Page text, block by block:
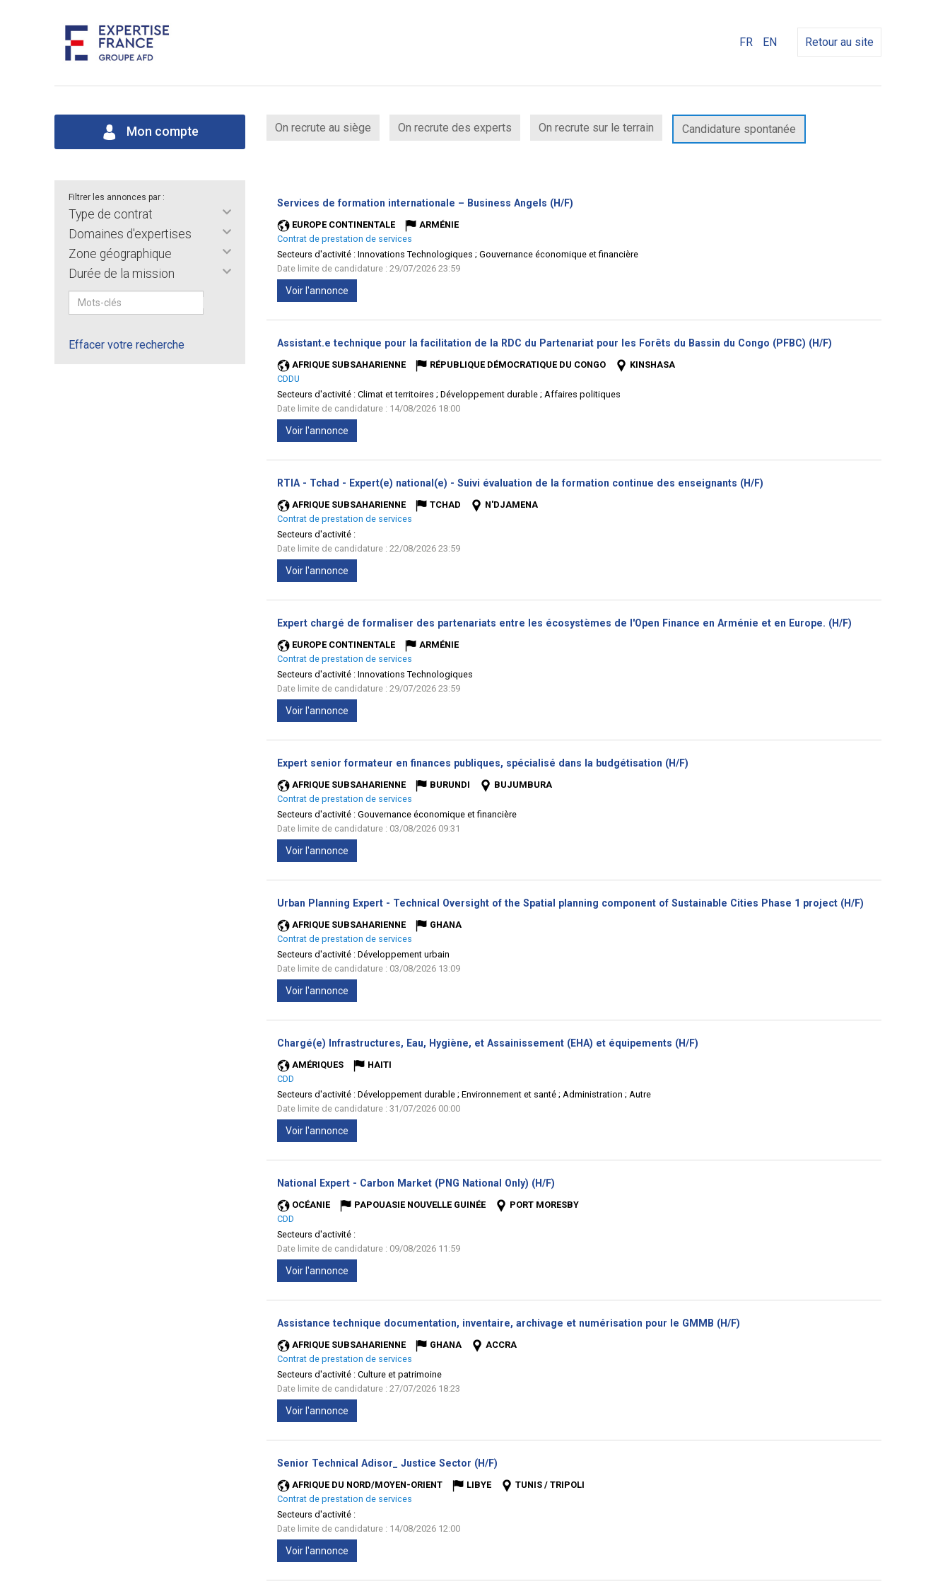
FR EN Retour au site
Mon compte On recrute au siège On recrute des experts On recrute sur le terrain Candidature spontanée
Filtrer les annonces par :
Type de contrat
Domaines d'expertises
Zone géographique
Durée de la mission
Effacer votre recherche
Services de formation internationale – Business Angels (H/F)
EUROPE CONTINENTALE
ARMÉNIE
Contrat de prestation de services
Secteurs d'activité : Innovations Technologiques ; Gouvernance économique et financière
Date limite de candidature : 29/07/2026 23:59
Voir l'annonce
Assistant.e technique pour la facilitation de la RDC du Partenariat pour les Forêts du Bassin du Congo (PFBC) (H/F)
AFRIQUE SUBSAHARIENNE RÉPUBLIQUE DÉMOCRATIQUE DU CONGO
KINSHASA
CDDU
Secteurs d'activité : Climat et territoires ; Développement durable ; Affaires politiques
Date limite de candidature : 14/08/2026 18:00
Voir l'annonce
RTIA - Tchad - Expert(e) national(e) - Suivi évaluation de la formation continue des enseignants (H/F)
AFRIQUE SUBSAHARIENNE TCHAD
N'DJAMENA
Contrat de prestation de services
Secteurs d'activité :
Date limite de candidature : 22/08/2026 23:59
Voir l'annonce
Expert chargé de formaliser des partenariats entre les écosystèmes de l'Open Finance en Arménie et en Europe. (H/F)
EUROPE CONTINENTALE
ARMÉNIE
Contrat de prestation de services
Secteurs d'activité : Innovations Technologiques
Date limite de candidature : 29/07/2026 23:59
Voir l'annonce
Expert senior formateur en finances publiques, spécialisé dans la budgétisation (H/F)
AFRIQUE SUBSAHARIENNE BURUNDI
BUJUMBURA
Contrat de prestation de services
Secteurs d'activité : Gouvernance économique et financière
Date limite de candidature : 03/08/2026 09:31
Voir l'annonce
Urban Planning Expert - Technical Oversight of the Spatial planning component of Sustainable Cities Phase 1 project (H/F)
AFRIQUE SUBSAHARIENNE
GHANA
Contrat de prestation de services
Secteurs d'activité : Développement urbain
Date limite de candidature : 03/08/2026 13:09
Voir l'annonce
Chargé(e) Infrastructures, Eau, Hygiène, et Assainissement (EHA) et équipements (H/F)
AMÉRIQUES
HAITI
CDD
Secteurs d'activité : Développement durable ; Environnement et santé ; Administration ; Autre
Date limite de candidature : 31/07/2026 00:00
Voir l'annonce
National Expert - Carbon Market (PNG National Only) (H/F)
OCÉANIE PAPOUASIE NOUVELLE GUINÉE
PORT MORESBY
CDD
Secteurs d'activité :
Date limite de candidature : 09/08/2026 11:59
Voir l'annonce
Assistance technique documentation, inventaire, archivage et numérisation pour le GMMB (H/F)
AFRIQUE SUBSAHARIENNE GHANA
ACCRA
Contrat de prestation de services
Secteurs d'activité : Culture et patrimoine
Date limite de candidature : 27/07/2026 18:23
Voir l'annonce
Senior Technical Adisor_ Justice Sector (H/F)
AFRIQUE DU NORD/MOYEN-ORIENT LIBYE
TUNIS / TRIPOLI
Contrat de prestation de services
Secteurs d'activité :
Date limite de candidature : 14/08/2026 12:00
Voir l'annonce